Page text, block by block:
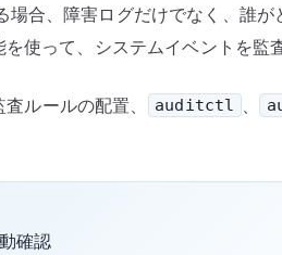
合、障害ログだけでなく、誰
使って、システムイベントを監
ルールの配置、 auditctl 、
確認